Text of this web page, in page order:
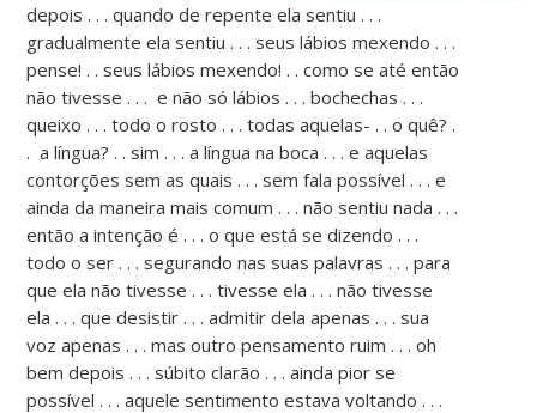
depois . . . quando de repente ela sentiu . . .
gradualmente ela sentiu . . . seus lábios mexendo . . .
pense! . . seus lábios mexendo! . . como se até então
não tivesse . . . e não só lábios . . . bochechas . . .
queixo . . . todo o rosto . . . todas aquelas- . . o quê? .
. a língua? . . sim . . . a língua na boca . . . e aquelas
contorções sem as quais . . . sem fala possível . . . e
ainda da maneira mais comum . . . não sentiu nada . . .
então a intenção é . . . o que está se dizendo . . .
todo o ser . . . segurando nas suas palavras . . . para
que ela não tivesse . . . tivesse ela . . . não tivesse
ela . . . que desistir . . . admitir dela apenas . . . sua
voz apenas . . . mas outro pensamento ruim . . . oh
bem depois . . . súbito clarão . . . ainda pior se
possível . . . aquele sentimento estava voltando . . .